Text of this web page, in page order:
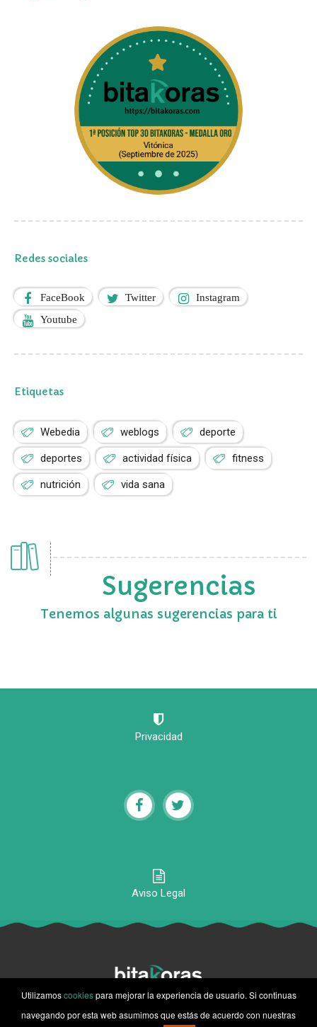
Redes sociales
FaceBook Twitter Instagram
Youtube
Etiquetas
Webedia weblogs deporte
deportes actividad física fitness
nutrición vida sana
Sugerencias
Tenemos algunas sugerencias para ti
Privacidad
Aviso Legal
© 2020-2026 Bitakoras, Todos los derechos reservados
Utilizamoscookiespara mejorar la experiencia de usuario. Si continuas
navegando por esta web asumimos que estás de acuerdo con nuestras